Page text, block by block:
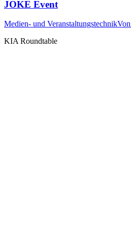
JOKE Event
Medien- und VeranstaltungstechnikVon
KIA Roundtable